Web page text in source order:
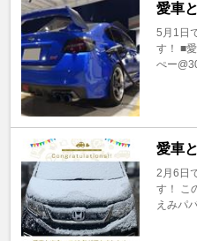
愛車
5月1日
す！ ■
ぺー
愛車
2月6日
す！ こ
えみパ